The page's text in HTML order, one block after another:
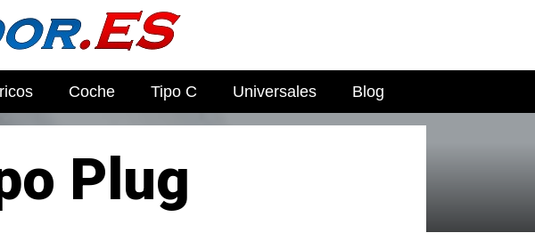
Coche Tipo C Universales Blog
Plug